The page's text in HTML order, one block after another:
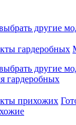
другие
гардеробных
другие
гардеробных
прихожих